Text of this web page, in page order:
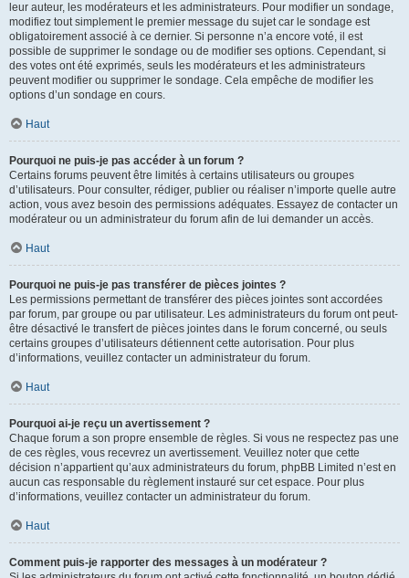
leur auteur, les modérateurs et les administrateurs. Pour modifier un sondage,
modifiez tout simplement le premier message du sujet car le sondage est
obligatoirement associé à ce dernier. Si personne n’a encore voté, il est
possible de supprimer le sondage ou de modifier ses options. Cependant, si
des votes ont été exprimés, seuls les modérateurs et les administrateurs
peuvent modifier ou supprimer le sondage. Cela empêche de modifier les
options d’un sondage en cours.
Haut
Pourquoi ne puis-je pas accéder à un forum ?
Certains forums peuvent être limités à certains utilisateurs ou groupes
d’utilisateurs. Pour consulter, rédiger, publier ou réaliser n’importe quelle autre
action, vous avez besoin des permissions adéquates. Essayez de contacter un
modérateur ou un administrateur du forum afin de lui demander un accès.
Haut
Pourquoi ne puis-je pas transférer de pièces jointes ?
Les permissions permettant de transférer des pièces jointes sont accordées
par forum, par groupe ou par utilisateur. Les administrateurs du forum ont peut-
être désactivé le transfert de pièces jointes dans le forum concerné, ou seuls
certains groupes d’utilisateurs détiennent cette autorisation. Pour plus
d’informations, veuillez contacter un administrateur du forum.
Haut
Pourquoi ai-je reçu un avertissement ?
Chaque forum a son propre ensemble de règles. Si vous ne respectez pas une
de ces règles, vous recevrez un avertissement. Veuillez noter que cette
décision n’appartient qu’aux administrateurs du forum, phpBB Limited n’est en
aucun cas responsable du règlement instauré sur cet espace. Pour plus
d’informations, veuillez contacter un administrateur du forum.
Haut
Comment puis-je rapporter des messages à un modérateur ?